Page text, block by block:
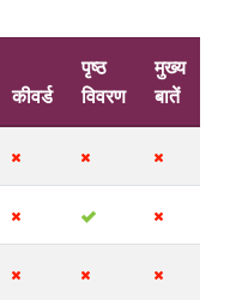
कीवर्ड
पृष्ठ
विवरण
मुख्य
बातें